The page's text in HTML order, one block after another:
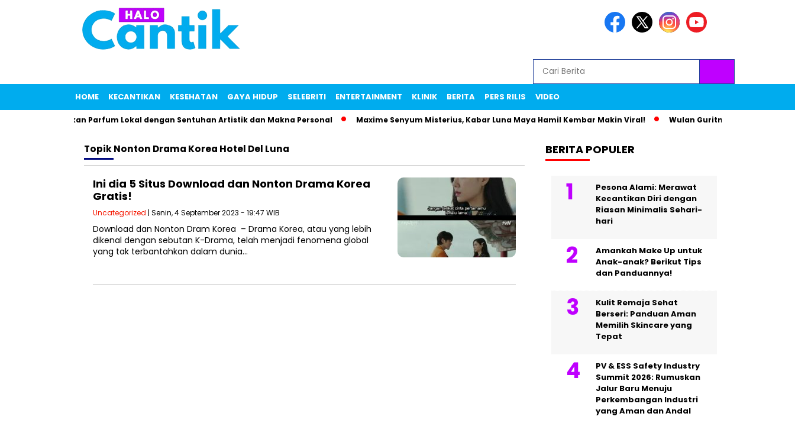
HOME KECANTIKAN KESEHATAN GAYA HIDUP SELEBRITI ENTERTAINMENT KLINIK BERITA PERS RILIS VIDEO
Linarz Tawarkan Parfum Lokal dengan Sentuhan Artistik dan Makna Personal Maxime Senyum Misterius, Kabar Luna Maya Hamil Kembar Makin Viral! Wulan Guritno dan Baim Wong
TopikNonton Drama Korea Hotel Del Luna
Ini dia 5 Situs Download dan Nonton Drama Korea
Gratis!
Uncategorized | Senin, 4 September 2023 - 19:47 WIB
Download dan Nonton Dram Korea – Drama Korea, atau yang lebih
dikenal dengan sebutan K-Drama, telah menjadi fenomena global
yang tak terbantahkan dalam dunia…
BERITA POPULER
Pesona Alami: Merawat
Kecantikan Diri dengan
Riasan Minimalis Sehari-
hari
Amankah Make Up untuk
Anak-anak? Berikut Tips
dan Panduannya!
Kulit Remaja Sehat
Berseri: Panduan Aman
Memilih Skincare yang
Tepat
PV & ESS Safety Industry
Summit 2026: Rumuskan
Jalur Baru Menuju
Perkembangan Industri
yang Aman dan Andal